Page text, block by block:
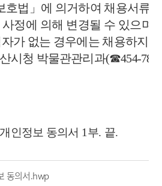
호법 」 에 의거하여 채용서류
정에 의해 변경될 수 있으며
가 없는 경우에는 채용하지
시청 박물관관리과(☎454-
인정보 동의서 1 부. 끝.
동의서.hwp